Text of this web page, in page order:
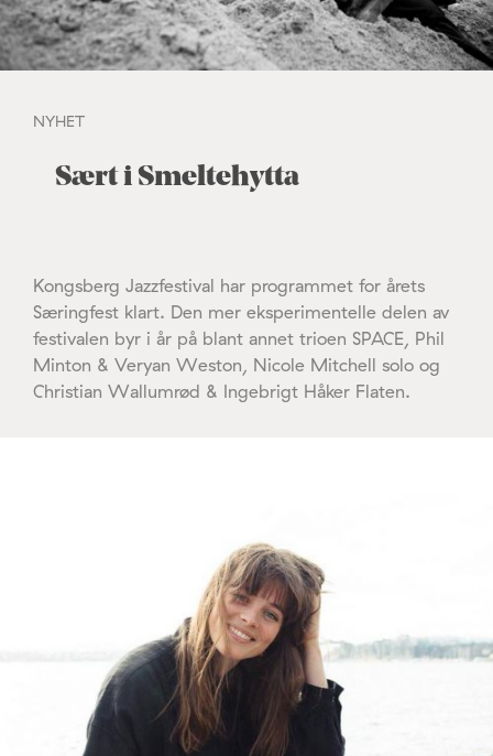
NYHET
Sært i Smeltehytta
Kongsberg Jazzfestival har programmet for årets
Særingfest klart. Den mer eksperimentelle delen av
festivalen byr i år på blant annet trioen SPACE, Phil
Minton & Veryan Weston, Nicole Mitchell solo og
Christian Wallumrød & Ingebrigt Håker Flaten.